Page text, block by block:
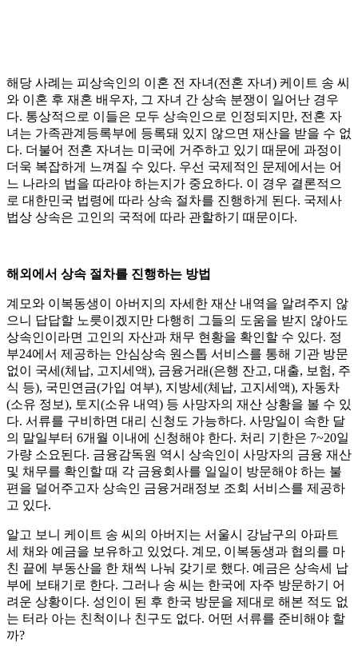
해당 사례는 피상속인의 이혼 전 자녀(전혼 자녀) 케이트 송 씨
와 이혼 후 재혼 배우자, 그 자녀 간 상속 분쟁이 일어난 경우
다. 통상적으로 이들은 모두 상속인으로 인정되지만, 전혼 자
녀는 가족관계등록부에 등록돼 있지 않으면 재산을 받을 수 없
다. 더불어 전혼 자녀는 미국에 거주하고 있기 때문에 과정이
더욱 복잡하게 느껴질 수 있다. 우선 국제적인 문제에서는 어
느 나라의 법을 따라야 하는지가 중요하다. 이 경우 결론적으
로 대한민국 법령에 따라 상속 절차를 진행하게 된다. 국제사
법상 상속은 고인의 국적에 따라 관할하기 때문이다.
해외에서 상속 절차를 진행하는 방법
계모와 이복동생이 아버지의 자세한 재산 내역을 알려주지 않
으니 답답할 노릇이겠지만 다행히 그들의 도움을 받지 않아도
상속인이라면 고인의 자산과 채무 현황을 확인할 수 있다. 정
부24에서 제공하는 안심상속 원스톱 서비스를 통해 기관 방문
없이 국세(체납, 고지세액), 금융거래(은행 잔고, 대출, 보험, 주
식 등), 국민연금(가입 여부), 지방세(체납, 고지세액), 자동차
(소유 정보), 토지(소유 내역) 등 사망자의 재산 상황을 볼 수 있
다. 서류를 구비하면 대리 신청도 가능하다. 사망일이 속한 달
의 말일부터 6개월 이내에 신청해야 한다. 처리 기한은 7~20일
가량 소요된다. 금융감독원 역시 상속인이 사망자의 금융 재산
및 채무를 확인할 때 각 금융회사를 일일이 방문해야 하는 불
편을 덜어주고자 상속인 금융거래정보 조회 서비스를 제공하
고 있다.
알고 보니 케이트 송 씨의 아버지는 서울시 강남구의 아파트
세 채와 예금을 보유하고 있었다. 계모, 이복동생과 협의를 마
친 끝에 부동산을 한 채씩 나눠 갖기로 했다. 예금은 상속세 납
부에 보태기로 한다. 그러나 송 씨는 한국에 자주 방문하기 어
려운 상황이다. 성인이 된 후 한국 방문을 제대로 해본 적도 없
는 터라 아는 친척이나 친구도 없다. 어떤 서류를 준비해야 할
까?